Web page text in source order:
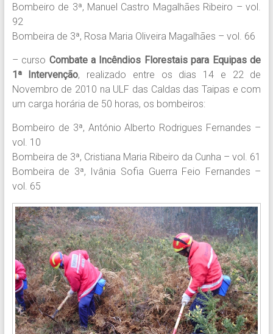
Bombeiro de 3ª, Manuel Castro Magalhães Ribeiro – vol.
92
Bombeira de 3ª, Rosa Maria Oliveira Magalhães – vol. 66
– curso Combate a Incêndios Florestais para Equipas de
1ª Intervenção, realizado entre os dias 14 e 22 de
Novembro de 2010 na ULF das Caldas das Taipas e com
um carga horária de 50 horas, os bombeiros:
Bombeiro de 3ª, António Alberto Rodrigues Fernandes –
vol. 10
Bombeira de 3ª, Cristiana Maria Ribeiro da Cunha – vol. 61
Bombeira de 3ª, Ivânia Sofia Guerra Feio Fernandes –
vol. 65